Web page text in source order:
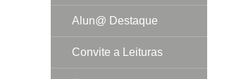
Alun@ Destaque
Convite a Leituras